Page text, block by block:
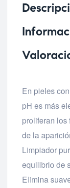
En pieles
pH es más
proliferan
de la
Limpiador
equilibrio de
Elimina